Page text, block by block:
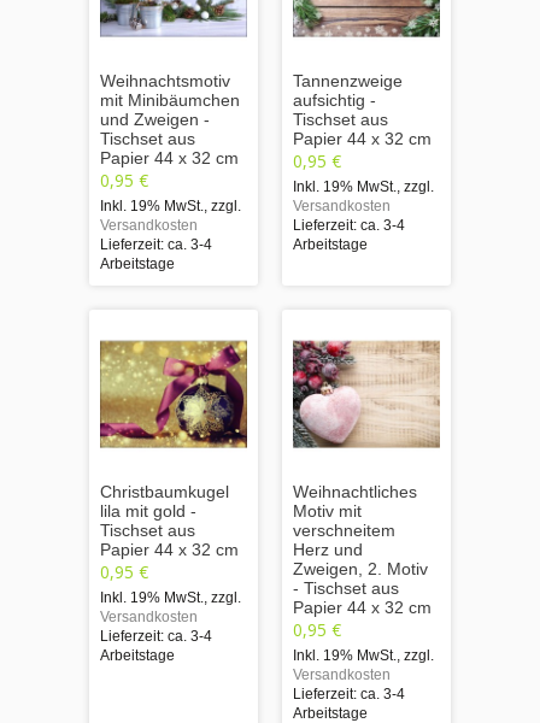
Weihnachtsmotiv
mit Minibäumchen
und Zweigen -
Tischset aus
Papier 44 x 32 cm
0,95 €
Inkl. 19% MwSt. zzgl.
Versandkosten
Lieferzeit: ca. 3-4
Arbeitstage
Tannenzweige
aufsichtig -
Tischset aus
Papier 44 x 32 cm
0,95 €
Inkl. 19% MwSt. zzgl.
Versandkosten
Lieferzeit: ca. 3-4
Arbeitstage
Christbaumkugel
lila mit gold -
Tischset aus
Papier 44 x 32 cm
0,95 €
Inkl. 19% MwSt. zzgl.
Versandkosten
Lieferzeit: ca. 3-4
Arbeitstage
Weihnachtliches
Motiv mit
verschneitem
Herz und
Zweigen, 2. Motiv
- Tischset aus
Papier 44 x 32 cm
0,95 €
Inkl. 19% MwSt. zzgl.
Versandkosten
Lieferzeit: ca. 3-4
Arbeitstage